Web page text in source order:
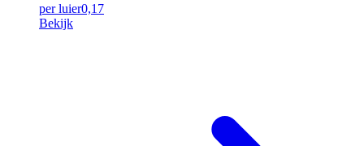
per luier0,17
Bekijk